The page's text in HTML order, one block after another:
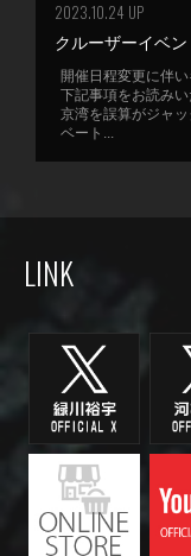
2023.10.24 UP
クルーザーイベ
開催日程変更に伴
下記事項をお読み
京湾を誤算がジャ
ベート...
LINK